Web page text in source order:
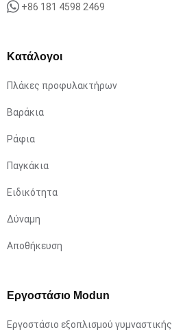
+86 181 4598 2469
Κατάλογοι
Πλάκες προφυλακτήρων
Βαράκια
Ράφια
Παγκάκια
Ειδικότητα
Δύναμη
Αποθήκευση
Εργοστάσιο Modun
Εργοστάσιο εξοπλισμού γυμναστικής